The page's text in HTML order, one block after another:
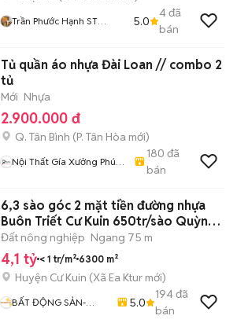
Trần Phước Hạnh ST
5.0
4đã
bán
Tủ quần áo nhựa Đài Loan // combo 2
tủ
Mới Nhựa
2.900.000 đ
Q. Tân Bình (P. Tân Hòa mới)
Nội Thất Gía Xưởng Phúc
180 đã
bán
6,3 sào góc 2 mặt tiền đường nhựa
Buôn Triết Cư Kuin 650tr/sào Quỳnh
A
Đất nông nghiệp Ngang 75 m
4,1 tỷ < 1 tr/m² 6300 m²
Huyện Cư Kuin (Xã Ea Ktur mới)
BẤT ĐỘNG SẢN-
5.0
194đã
bán